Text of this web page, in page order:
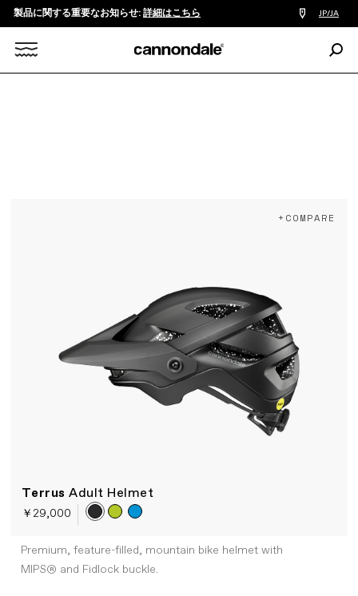
製品に関する重要なお知らせ:詳細はこちら
販
売
JP/JA
検
TerrusAdult Helmet
￥29,000
+COMPARE
Premium, feature-filled, mountain bike helmet with
MIPS® and Fidlock buckle.